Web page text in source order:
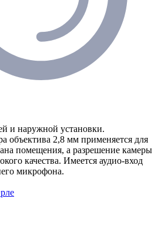
и наружной установки.
объектива 2,8 мм применяется для
помещения, а разрешение камеры
качества. Имеется аудио-вход
микрофона.